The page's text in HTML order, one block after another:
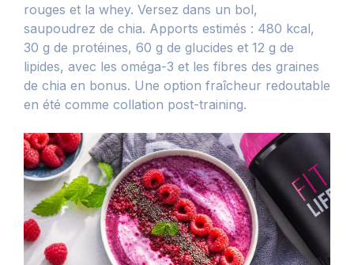
rouges et la whey. Versez dans un bol,
saupoudrez de chia. Apports estimés : 480 kcal,
30 g de protéines, 60 g de glucides et 12 g de
lipides, avec les oméga-3 et les fibres des graines
de chia en bonus. Une option fraîcheur redoutable
en été comme collation post-training.